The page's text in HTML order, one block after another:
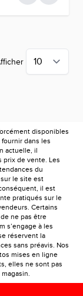
disponibles
dans les
actuelle, il
prix de vente. Les
du
le site est
il est
pratiqués sur le
Certains
ne pas être
s’engage à les
réservent la
sans préavis. Nos
mises en ligne
elles ne sont pas